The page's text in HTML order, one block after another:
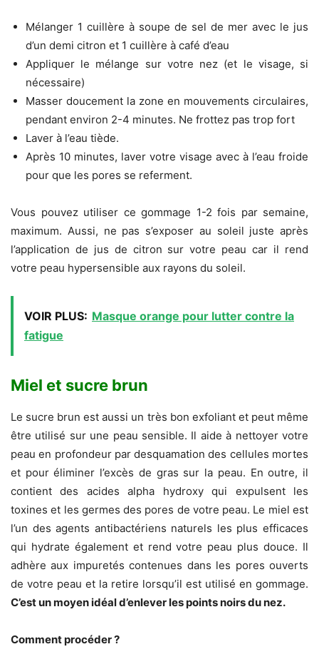
Mélanger 1 cuillère à soupe de sel de mer avec le jus
d’un demi citron et 1 cuillère à café d’eau
Appliquer le mélange sur votre nez (et le visage, si
nécessaire)
Masser doucement la zone en mouvements circulaires,
pendant environ 2-4 minutes. Ne frottez pas trop fort
Laver à l’eau tiède.
Après 10 minutes, laver votre visage avec à l’eau froide
pour que les pores se referment.
Vous pouvez utiliser ce gommage 1-2 fois par semaine,
maximum. Aussi, ne pas s’exposer au soleil juste après
l’application de jus de citron sur votre peau car il rend
votre peau hypersensible aux rayons du soleil.
VOIR PLUS: Masque orange pour lutter contre la
fatigue
Miel et sucre brun
Le sucre brun est aussi un très bon exfoliant et peut même
être utilisé sur une peau sensible. Il aide à nettoyer votre
peau en profondeur par desquamation des cellules mortes
et pour éliminer l’excès de gras sur la peau. En outre, il
contient des acides alpha hydroxy qui expulsent les
toxines et les germes des pores de votre peau. Le miel est
l’un des agents antibactériens naturels les plus efficaces
qui hydrate également et rend votre peau plus douce. Il
adhère aux impuretés contenues dans les pores ouverts
de votre peau et la retire lorsqu’il est utilisé en gommage.
C’est un moyen idéal d’enlever les points noirs du nez.
Comment procéder ?